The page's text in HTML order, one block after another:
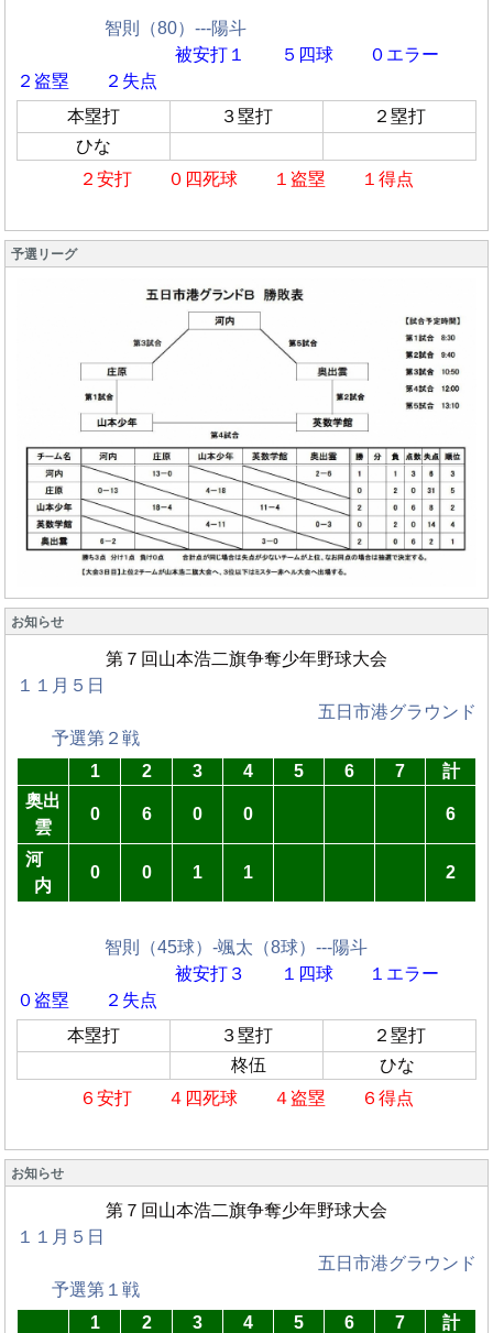
智則（80）---陽斗
被安打１ ５四球
０エラー
２盗塁 ２失点
本塁打
３塁打
２塁打
ひな
２安打 ０四死球 １盗塁 １得点
予選リーグ
お知らせ
第７回山本浩二旗争奪少年野球大会
１１月５日
五日市港グラウンド
予選第２戦
1
2 3 4 5 6 7
計
奥出
雲
0 6 0 0 6
河
内
0 0 1 1 2
智則（45球）-颯太（8球）---陽斗
被安打３ １四球
１エラー
０盗塁 ２失点
本塁打
３塁打
２塁打
柊伍
ひな
６安打 ４四死球 ４盗塁 ６得点
お知らせ
第７回山本浩二旗争奪少年野球大会
１１月５日
五日市港グラウンド
予選第１戦
1
2 3 4 5 6 7
計